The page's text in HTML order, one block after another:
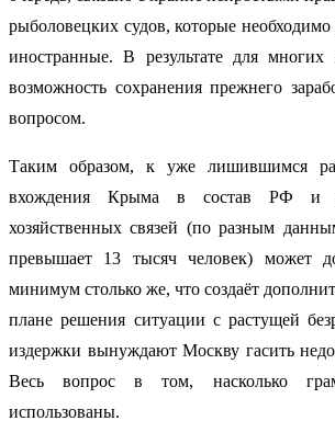
рыболовецких судов, которые необходимо
иностранные. В результате для
возможность сохранения прежнего
вопросом.
Таким образом, к уже лишившимся
вхождения Крыма в состав РФ и
хозяйственных связей (по разным
превышает 13 тысяч человек) может
минимум столько же, что создаёт
плане решения ситуации с растущей
издержки вынуждают Москву гасить
Весь вопрос в том, насколько
использованы.